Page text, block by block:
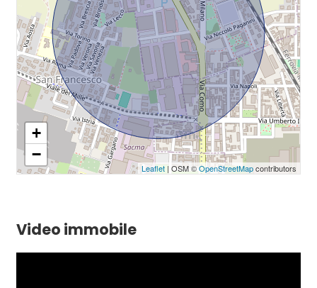
+
−
Leaflet| OSM ©OpenStreetMapcontributors
Video immobile